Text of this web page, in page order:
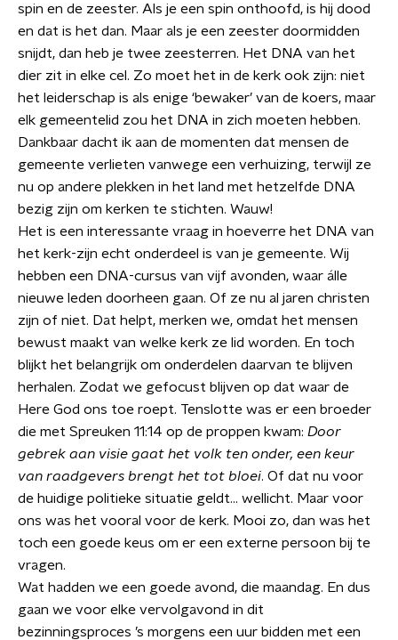
spin en de zeester. Als je een spin onthoofd, is hij dood
en dat is het dan. Maar als je een zeester doormidden
snijdt, dan heb je twee zeesterren. Het DNA van het
dier zit in elke cel. Zo moet het in de kerk ook zijn: niet
het leiderschap is als enige ‘bewaker’ van de koers, maar
elk gemeentelid zou het DNA in zich moeten hebben.
Dankbaar dacht ik aan de momenten dat mensen de
gemeente verlieten vanwege een verhuizing, terwijl ze
nu op andere plekken in het land met hetzelfde DNA
bezig zijn om kerken te stichten. Wauw!
Het is een interessante vraag in hoeverre het DNA van
het kerk-zijn echt onderdeel is van je gemeente. Wij
hebben een DNA-cursus van vijf avonden, waar álle
nieuwe leden doorheen gaan. Of ze nu al jaren christen
zijn of niet. Dat helpt, merken we, omdat het mensen
bewust maakt van welke kerk ze lid worden. En toch
blijkt het belangrijk om onderdelen daarvan te blijven
herhalen. Zodat we gefocust blijven op dat waar de
Here God ons toe roept. Tenslotte was er een broeder
die met Spreuken 11:14 op de proppen kwam: Door
gebrek aan visie gaat het volk ten onder, een keur
van raadgevers brengt het tot bloei. Of dat nu voor
de huidige politieke situatie geldt… wellicht. Maar voor
ons was het vooral voor de kerk. Mooi zo, dan was het
toch een goede keus om er een externe persoon bij te
vragen.
Wat hadden we een goede avond, die maandag. En dus
gaan we voor elke vervolgavond in dit
bezinningsproces ’s morgens een uur bidden met een